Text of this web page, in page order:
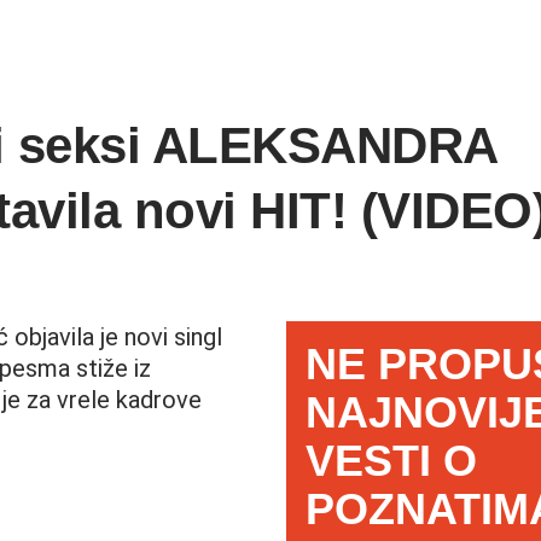
ALEKSANDRA
novi HIT!
objavila je novi singl
stiže iz
za vrele kadrove
NE
VESTI O